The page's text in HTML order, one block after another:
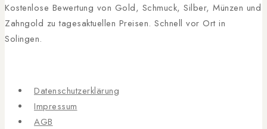
Kostenlose Bewertung von Gold, Schmuck, Silber, Münzen und
Zahngold zu tagesaktuellen Preisen. Schnell vor Ort in
Solingen.
Datenschutzerklärung
Impressum
AGB